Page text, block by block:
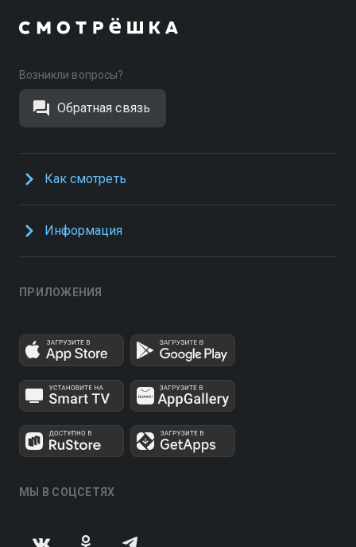
Возникли вопросы?
Обратная связь
Как смотреть
Информация
ПРИЛОЖЕНИЯ
МЫ В СОЦСЕТЯХ